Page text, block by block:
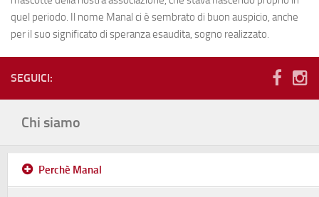
quel periodo. Il nome Manal ci è sembrato di buon auspicio, anche
per il suo significato di speranza esaudita, sogno realizzato.
SEGUICI:
Chi siamo
Perchè Manal